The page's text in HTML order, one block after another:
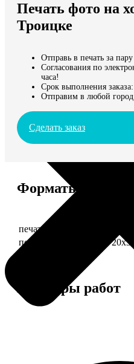
Мы доставляем по всему
Продолжить без города
Печать фото на
Троицке
Отправь в печать за
Согласования по
часа!
Срок выполнения
Отправим в любой
Сделать заказ
Форматы и цены
печать фото на холсте
печать фото на холсте
Примеры работ